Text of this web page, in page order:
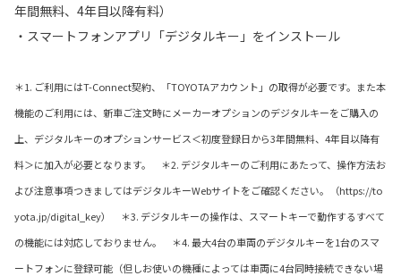
年間無料、4年目以降有料）
・スマートフォンアプリ「デジタルキー」をインストール
＊1. ご利用にはT-Connect契約、「TOYOTAアカウント」の取得が必要です。また本
機能のご利用には、新車ご注文時にメーカーオプションのデジタルキーをご購入の
上、デジタルキーのオプションサービス＜初度登録日から3年間無料、4年目以降有
料＞に加入が必要となります。 ＊2. デジタルキーのご利用にあたって、操作方法お
よび注意事項つきましてはデジタルキーWebサイトをご確認ください。（https://to
yota.jp/digital_key） ＊3. デジタルキーの操作は、スマートキーで動作するすべて
の機能には対応しておりません。 ＊4. 最大4台の車両のデジタルキーを1台のスマ
ートフォンに登録可能（但しお使いの機種によっては車両に4台同時接続できない場